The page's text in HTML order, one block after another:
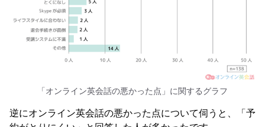
「オンライン英会話の悪かった点」に関するグラフ
逆にオンライン英会話の悪かった点について伺うと、「予